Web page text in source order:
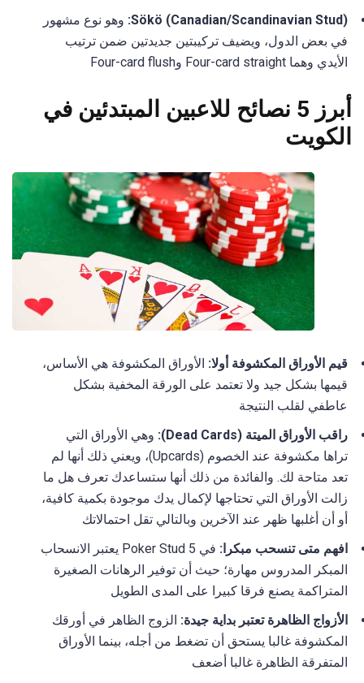
Sökö (Canadian/Scandinavian Stud): وهو نوع مشهور
في بعض الدول، ويضيف تركيبتين جديدتين ضمن ترتيب
الأيدي وهما Four-card straight وFour-card flush
أبرز 5 نصائح للاعبين المبتدئين في
الكويت
قيم الأوراق المكشوفة أولا: الأوراق المكشوفة هي الأساس،
قيمها بشكل جيد ولا تعتمد على الورقة المخفية بشكل
عاطفي لقلب النتيجة
راقب الأوراق الميتة (Dead Cards):
وهي الأوراق التي
تراها مكشوفة عند الخصوم (Upcards)، ويعني ذلك أنها لم
تعد متاحة لك. والفائدة من ذلك أنها ستساعدك تعرف هل ما
زالت الأوراق التي تحتاجها لإكمال يدك موجودة بكمية كافية،
أو أن أغلبها ظهر عند الآخرين وبالتالي تقل احتمالاتك
افهم متى تنسحب مبكرا:
في 5 Poker Stud يعتبر الانسحاب
المبكر المدروس مهارة؛ حيث أن توفير الرهانات الصغيرة
المتراكمة يصنع فرقا كبيرا على المدى الطويل
الأزواج الظاهرة تعتبر بداية جيدة: الزوج الظاهر في أورقك
المكشوفة غالبا يستحق أن تضغط من أجله، بينما الأوراق
المتفرقة الظاهرة غالبا أضعف